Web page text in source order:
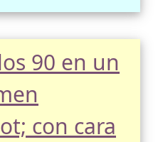
90 en un
con cara